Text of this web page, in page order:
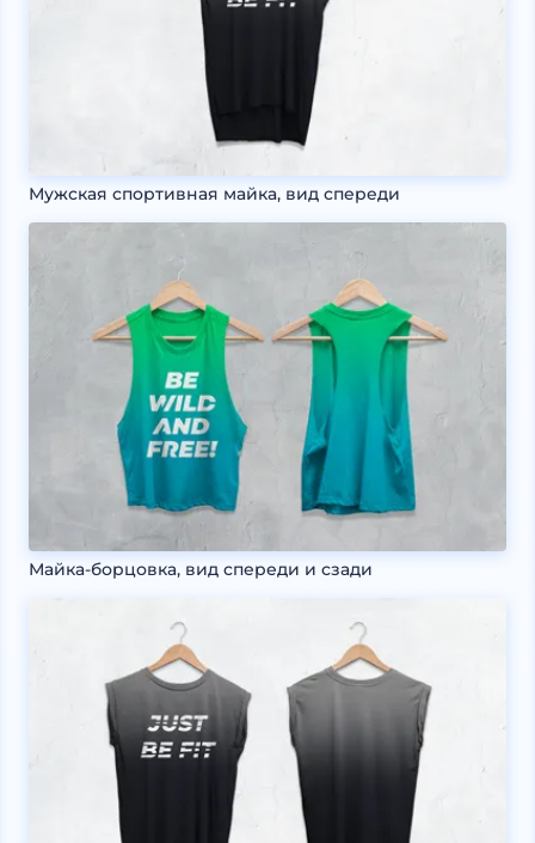
Мужская спортивная майка, вид спереди
Майка-борцовка, вид спереди и сзади